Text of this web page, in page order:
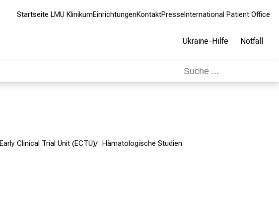
Startseite LMU KlinikumEinrichtungenKontaktPresse International Patient Office
Ukraine-Hilfe Notfall
Early Clinical Trial Unit (ECTU) Hämatologische Studien